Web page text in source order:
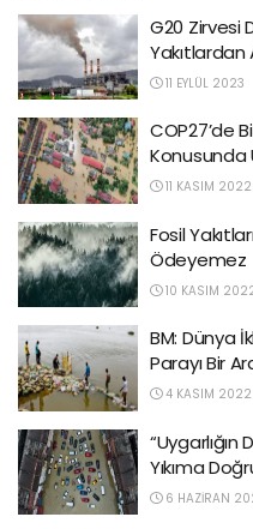
G20 Zirvesi
Yakıtlardan
11 EYLÜL 2023
COP27’de
Konusunda
11 KASIM 2022
Fosil
Ödeyemez
10 KASIM
BM: Dünya
Parayı Bir
4 KASIM 2022
Yıkıma
6 HAZIRAN